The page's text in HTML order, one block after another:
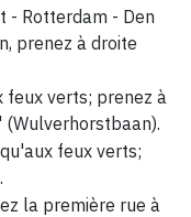
- Rotterdam - Den
prenez à droite
feux verts; prenez à
feux verts;
la première rue à